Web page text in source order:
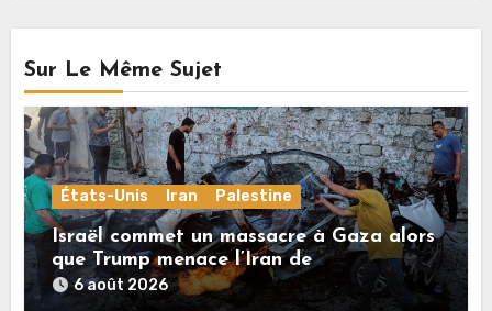
Sur Le Même Sujet
États-Unis Iran Palestine
Israël commet un massacre à Gaza alors
que Trump menace l’Iran de
«décapitation»
6 août 2026